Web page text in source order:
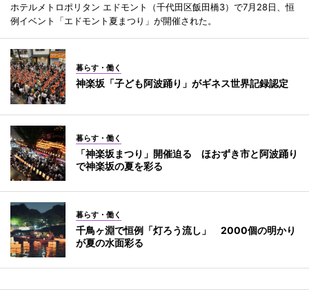
ホテルメトロポリタン エドモント（千代田区飯田橋3）で7月28日、恒
例イベント「エドモント夏まつり」が開催された。
暮らす・働く
神楽坂「子ども阿波踊り」がギネス世界記録認定
暮らす・働く
「神楽坂まつり」開催迫る ほおずき市と阿波踊り
で神楽坂の夏を彩る
暮らす・働く
千鳥ヶ淵で恒例「灯ろう流し」 2000個の明かり
が夏の水面彩る